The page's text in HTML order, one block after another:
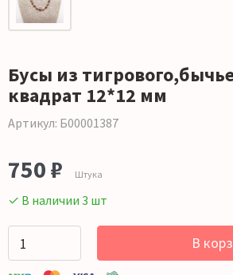
Бусы из
квадрат 12*12 мм
Артикул: Б00001387
750 ₽ Штука
✓ В наличии 3 шт
В